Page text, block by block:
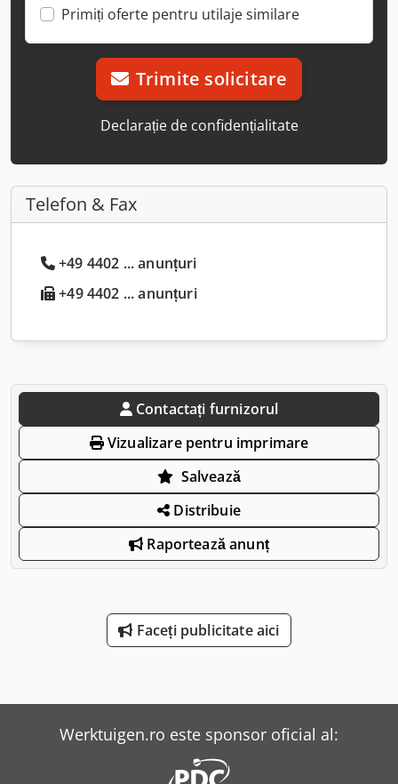
Primiți oferte pentru utilaje similare
Trimite solicitare
Declarație de confidențialitate
Telefon & Fax
+49 4402 ... anunțuri
+49 4402 ... anunțuri
Contactați furnizorul
Vizualizare pentru imprimare
Salvează
Distribuie
Raportează anunț
Faceți publicitate aici
Werktuigen.ro este sponsor oficial al: